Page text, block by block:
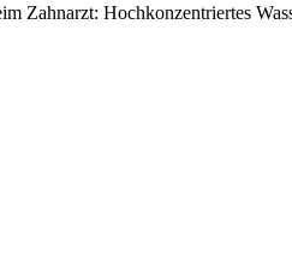
Zahnarzt: Hochkonzentriertes